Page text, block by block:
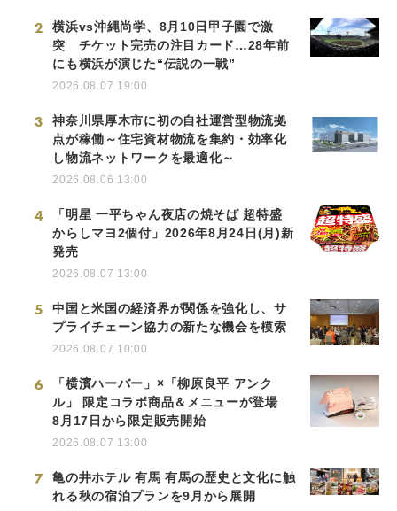
2
横浜vs沖縄尚学、8月10日甲子園で激
突 チケット完売の注目カード…28年前
にも横浜が演じた“伝説の一戦”
2026.08.07 19:00
3
神奈川県厚木市に初の自社運営型物流拠
点が稼働～住宅資材物流を集約・効率化
し物流ネットワークを最適化～
2026.08.06 13:00
4
「明星 一平ちゃん夜店の焼そば 超特盛
からしマヨ2個付」2026年8月24日(月)新
発売
2026.08.07 13:00
5
中国と米国の経済界が関係を強化し、サ
プライチェーン協力の新たな機会を模索
2026.08.07 10:00
6
「横濱ハーバー」×「柳原良平 アンク
ル」 限定コラボ商品＆メニューが登場
8月17日から限定販売開始
2026.08.07 13:00
7
亀の井ホテル 有馬 有馬の歴史と文化に触
れる秋の宿泊プランを9月から展開